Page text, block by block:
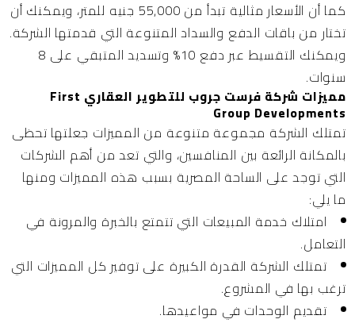
كما أن الأسعار مثالية تبدأ من 55,000 جنيه للمتر، ويمكنك أن
تختار من باقات الدفع والسداد المتنوعة التي قدمتها الشركة.
ويمكنك التقسيط عبر دفع 10% وتسديد المتبقي على 8
سنوات.
مميزات شركة فرست جروب للتطوير العقاري First
Group Developments
تمتلك الشركة مجموعة متنوعة من المميزات جعلتها تحظى
بالمكانة الرائعة بين المنافسين، والتي تعد من أهم الشركات
التي توجد على الساحة المصرية بسبب هذه المميزات ومنها
ما يلي:
امتلاك خدمة المبيعات التي تتمتع بالخبرة والمرونة في
التعامل.
تمتلك الشركة القدرة الكبيرة على توفير كل المميزات التي
ترغب بها في المشروع.
تقديم الوحدات في مواعيدها.